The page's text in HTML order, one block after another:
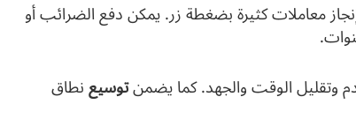
معاملات كثيرة بضغطة زر. يمكن دفع الضرائب أو
وتقليل الوقت والجهد. كما يضمنتوسيعنطاق